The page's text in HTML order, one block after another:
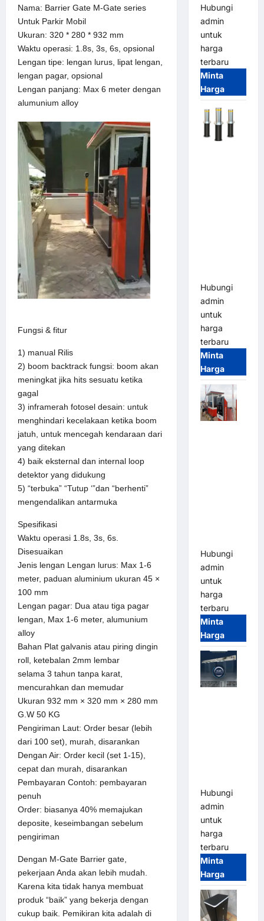
Nama: Barrier Gate M-Gate series
Untuk Parkir Mobil
Ukuran: 320 * 280 * 932 mm
Waktu operasi: 1.8s, 3s, 6s, opsional
Lengan tipe: lengan lurus, lipat lengan,
lengan pagar, opsional
Lengan panjang: Max 6 meter dengan
alumunium alloy
Fungsi & fitur
1) manual Rilis
2) boom backtrack fungsi: boom akan
meningkat jika hits sesuatu ketika
gagal
3) inframerah fotosel desain: untuk
menghindari kecelakaan ketika boom
jatuh, untuk mencegah kendaraan dari
yang ditekan
4) baik eksternal dan internal loop
detektor yang didukung
5) “terbuka” “Tutup ‘”dan “berhenti”
mengendalikan antarmuka
Spesifikasi
Waktu operasi 1.8s, 3s, 6s.
Disesuaikan
Jenis lengan Lengan lurus: Max 1-6
meter, paduan aluminium ukuran 45 ×
100 mm
Lengan pagar: Dua atau tiga pagar
lengan, Max 1-6 meter, alumunium
alloy
Bahan Plat galvanis atau piring dingin
roll, ketebalan 2mm lembar
selama 3 tahun tanpa karat,
mencurahkan dan memudar
Ukuran 932 mm × 320 mm × 280 mm
G.W 50 KG
Pengiriman Laut: Order besar (lebih
dari 100 set), murah, disarankan
Dengan Air: Order kecil (set 1-15),
cepat dan murah, disarankan
Pembayaran Contoh: pembayaran
penuh
Order: biasanya 40% memajukan
deposite, keseimbangan sebelum
pengiriman
Dengan M-Gate Barrier gate,
pekerjaan Anda akan lebih mudah.
Karena kita tidak hanya membuat
produk “baik” yang bekerja dengan
cukup baik. Pemikiran kita adalah di
Hubungi
admin
untuk
harga
terbaru
Minta
Harga
Hubungi
admin
untuk
harga
terbaru
Minta
Harga
Hubungi
admin
untuk
harga
terbaru
Minta
Harga
Hubungi
admin
untuk
harga
terbaru
Minta
Harga